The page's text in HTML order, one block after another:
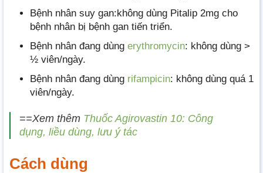
Bệnh nhân suy gan:không dùng Pitalip 2mg cho
bệnh nhân bị bệnh gan tiến triển.
Bệnh nhân đang dùng erythromycin: không dùng >
½ viên/ngày.
Bệnh nhân đang dùng rifampicin: không dùng quá 1
viên/ngày.
==Xem thêm Thuốc Agirovastin 10: Công
dụng, liều dùng, lưu ý tác
Cách dùng